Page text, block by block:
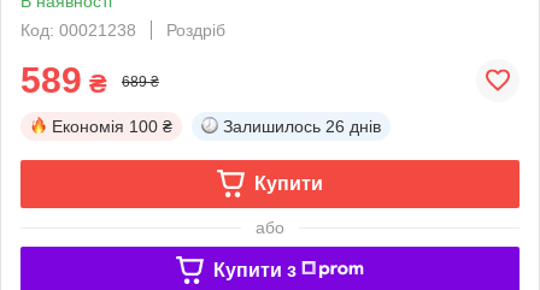
Код: 00021238
Роздріб
589 ₴ 689 ₴
Економія 100 ₴ Залишилось 26 днів
Купити
або
Купити з